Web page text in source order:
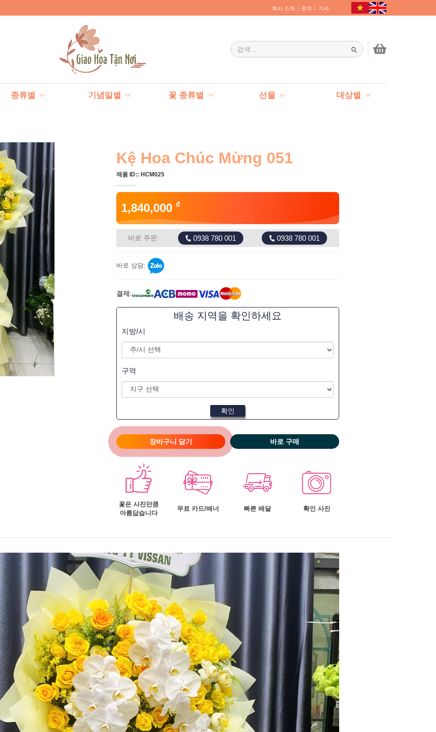
회사 소개 문의 기사
종류별 기념일별 꽃 종류별 선물 대상별
Kệ Hoa Chúc Mừng 051
제품 ID:: HCM025
1,840,000 ₫
바로 주문: 0938 780 001 0938 780 001
바로 상담:
결제:
배송 지역을 확인하세요
지방/시
구역
확인
장바구니 담기 바로 구매
꽃은 사진만큼
아름답습니다
무료 카드/배너 빠른 배달 확인 사진